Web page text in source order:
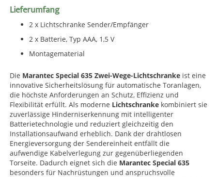
Lieferumfang
2 x Lichtschranke Sender/Empfänger
2 x Batterie, Typ AAA, 1,5 V
Montagematerial
Die Marantec Special 635 Zwei-Wege-Lichtschranke ist eine
innovative Sicherheitslösung für automatische Toranlagen,
die höchste Anforderungen an Schutz, Effizienz und
Flexibilität erfüllt. Als moderne Lichtschranke kombiniert sie
zuverlässige Hinderniserkennung mit intelligenter
Batterietechnologie und reduziert gleichzeitig den
Installationsaufwand erheblich. Dank der drahtlosen
Energieversorgung der Sendereinheit entfällt die
aufwendige Kabelverlegung zur gegenüberliegenden
Torseite. Dadurch eignet sich die Marantec Special 635
besonders für Nachrüstungen und anspruchsvolle